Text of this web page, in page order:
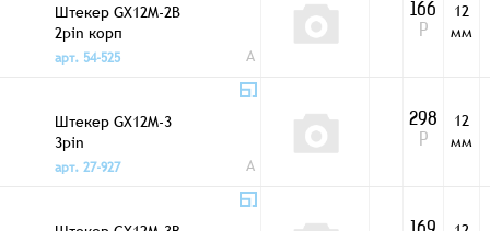
Штекер GX12M-2B
2pin корп
арт. 54-525
A
166
Р
12
мм
Штекер GX12M-3
3pin
арт. 27-927
A
298
Р
12
мм